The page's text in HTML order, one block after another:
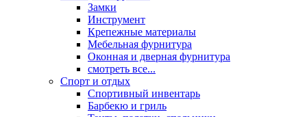
Замки
Инструмент
Крепежные материалы
Мебельная фурнитура
Оконная и дверная фурнитура
смотреть все...
Спорт и отдых
Спортивный инвентарь
Барбекю и гриль